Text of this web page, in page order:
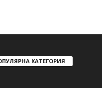
КАТЕГОРИЯ